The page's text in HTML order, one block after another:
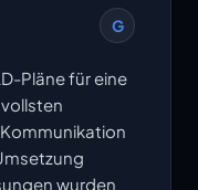
G
Pläne für eine
wurden